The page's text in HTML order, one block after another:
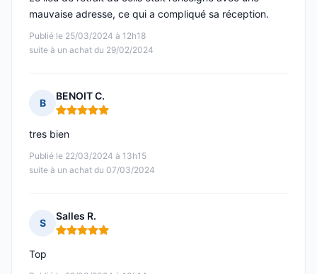
Publié le 25/03/2024 à 12h18
suite à un achat du 29/02/2024
mauvaise adresse, ce qui a compliqué sa réception.
B
BENOIT C.
Note : 5 sur 5
Publié le 22/03/2024 à 13h15
suite à un achat du 07/03/2024
tres bien
S
Salles R.
Note : 5 sur 5
Top